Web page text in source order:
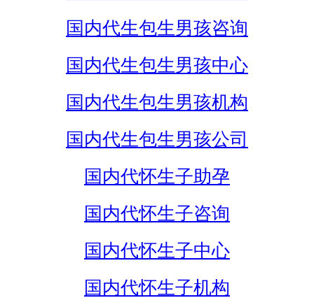
国内代生包生男孩咨询
国内代生包生男孩中心
国内代生包生男孩机构
国内代生包生男孩公司
国内代怀生子助孕
国内代怀生子咨询
国内代怀生子中心
国内代怀生子机构